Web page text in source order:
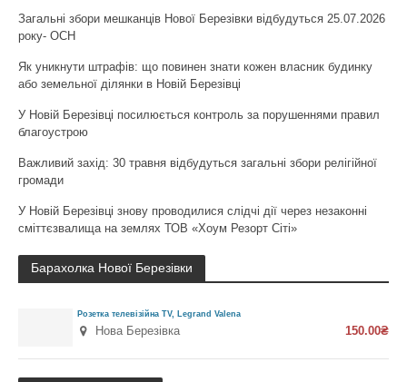
Загальні збори мешканців Нової Березівки відбудуться 25.07.2026
року- ОСН
Як уникнути штрафів: що повинен знати кожен власник будинку
або земельної ділянки в Новій Березівці
У Новій Березівці посилюється контроль за порушеннями правил
благоустрою
Важливий захід: 30 травня відбудуться загальні збори релігійної
громади
У Новій Березівці знову проводилися слідчі дії через незаконні
сміттєзвалища на землях ТОВ «Хоум Резорт Сіті»
Барахолка Нової Березівки
Розетка телевізійна TV, Legrand Valena
Нова Березівка 150.00₴